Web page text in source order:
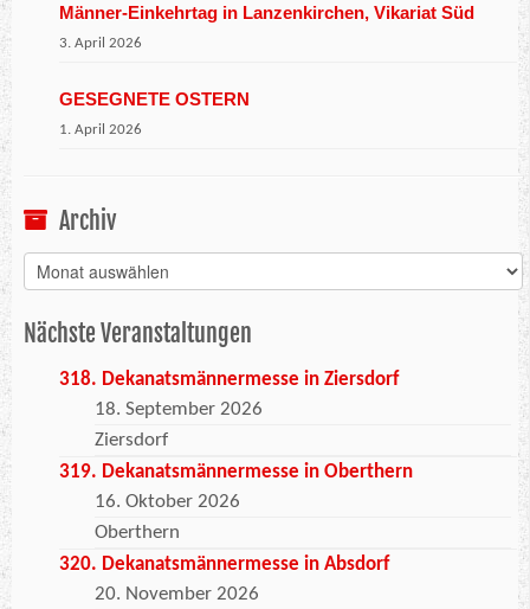
Männer-Einkehrtag in Lanzenkirchen, Vikariat Süd
3. April 2026
GESEGNETE OSTERN
1. April 2026
Archiv
Archiv
Nächste Veranstaltungen
318. Dekanatsmännermesse in Ziersdorf
18. September 2026
Ziersdorf
319. Dekanatsmännermesse in Oberthern
16. Oktober 2026
Oberthern
320. Dekanatsmännermesse in Absdorf
20. November 2026